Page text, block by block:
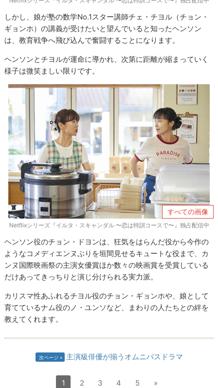
しかし、娘が塾の数学No.1スター講師チェ・チヨル（チョン・
ギョンホ）の講義が受けたいと望んでいると知ったヘンソン
は、教育戦争へ飛び込んで奮闘することになります。
ヘンソンとチヨルが運命に導かれ、次第に距離が縮まっていく
様子は微笑ましい限りです。
すべての画像
Netflixシリーズ『イルタ・スキャンダル 〜恋は特訓コースで〜』独占配信中
ヘンソン役のチョン・ドヨンは、狂気をはらんだ役から今作の
ようなコメディエンヌぶりを垣間見せるキュートな役まで、カ
ンヌ国際映画祭の主演女優賞ほか数々の映画賞を受賞している
だけあってきっちりと演じ分けられる実力派。
カリスマ性あふれるチヨル役のチョン・ギョンホや、娘として
育てているナム役のノ・ユンソなど、まわりの人たちとの絆を
教えてくれます。
次ページ 主演級俳優が揃うオムニバスドラマ
1 2 3 4 5 »